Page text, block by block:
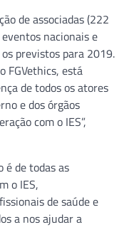
de associadas (222
nacionais e
previstos para 2019.
FGVethics, está
de todos os atores
e dos órgãos
com o IES”,
é de todas as
o IES,
de saúde e
a nos ajudar a